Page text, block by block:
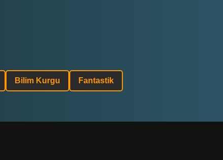
Bilim Kurgu Fantastik